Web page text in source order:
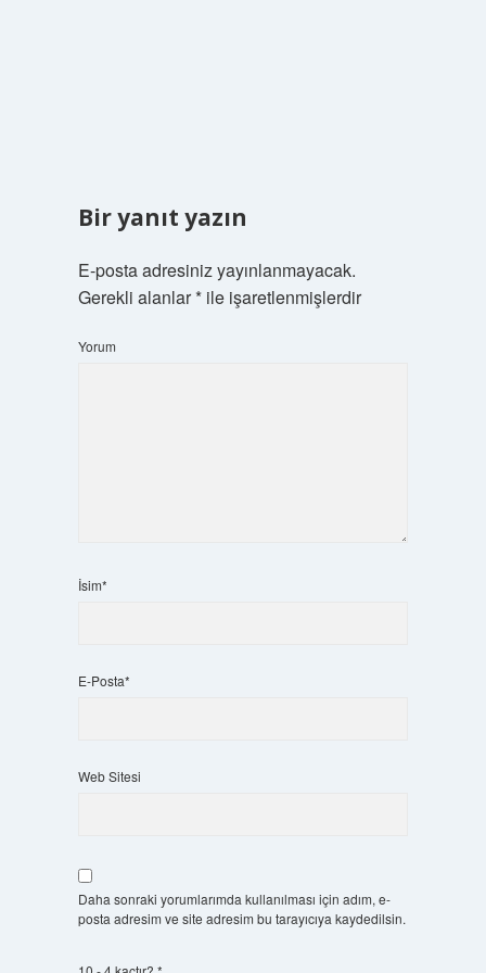
Bir yanıt yazın
E-posta adresiniz yayınlanmayacak.
Gerekli alanlar*ile işaretlenmişlerdir
Yorum
İsim*
E-Posta*
Web Sitesi
Daha sonraki yorumlarımda kullanılması için adım, e-
posta adresim ve site adresim bu tarayıcıya kaydedilsin.